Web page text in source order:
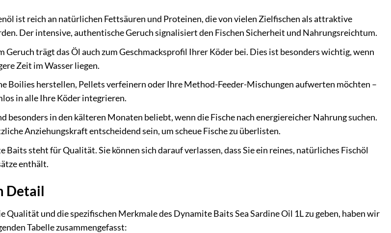
ist reich an natürlichen Fettsäuren und Proteinen, die von vielen Zielfischen als attraktive
Der intensive, authentische Geruch signalisiert den Fischen Sicherheit und Nahrungsreichtum.
Geruch trägt das Öl auch zum Geschmacksprofil Ihrer Köder bei. Dies ist besonders wichtig, wenn
Zeit im Wasser liegen.
Boilies herstellen, Pellets verfeinern oder Ihre Method-Feeder-Mischungen aufwerten möchten –
in alle Ihre Köder integrieren.
besonders in den kälteren Monaten beliebt, wenn die Fische nach energiereicher Nahrung suchen.
Anziehungskraft entscheidend sein, um scheue Fische zu überlisten.
Baits steht für Qualität. Sie können sich darauf verlassen, dass Sie ein reines, natürliches Fischöl
enthält.
Detail
Qualität und die spezifischen Merkmale des Dynamite Baits Sea Sardine Oil 1L zu geben, haben wir
Tabelle zusammengefasst: